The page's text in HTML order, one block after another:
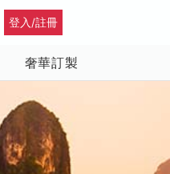
登入/註冊
奢華訂製